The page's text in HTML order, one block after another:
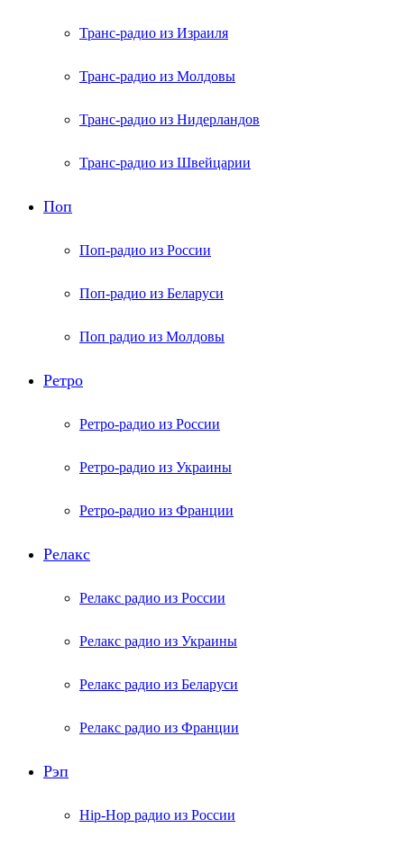
Транс-радио из Израиля
Транс-радио из Молдовы
Транс-радио из Нидерландов
Транс-радио из Швейцарии
Поп
Поп-радио из России
Поп-радио из Беларуси
Поп радио из Молдовы
Ретро
Ретро-радио из России
Ретро-радио из Украины
Ретро-радио из Франции
Релакс
Релакс радио из России
Релакс радио из Украины
Релакс радио из Беларуси
Релакс радио из Франции
Рэп
Hip-Hop радио из России